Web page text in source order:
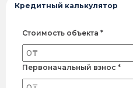
Кредитный калькулятор
Стоимость объекта *
Первоначальный взнос *